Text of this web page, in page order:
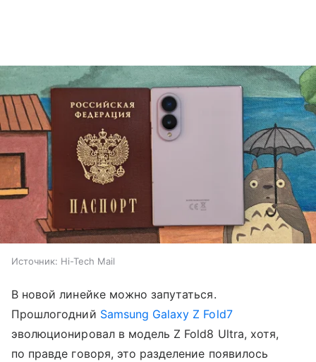
Источник: Hi-Tech Mail
В новой линейке можно запутаться.
Прошлогодний Samsung Galaxy Z Fold7
эволюционировал в модель Z Fold8 Ultra, хотя,
по правде говоря, это разделение появилось